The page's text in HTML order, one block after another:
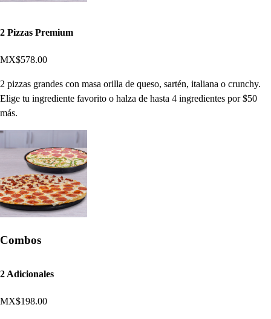
2 Pizzas Premium
MX$578.00
2 pizzas grandes con masa orilla de queso, sartén, italiana o crunchy.
Elige tu ingrediente favorito o halza de hasta 4 ingredientes por $50
más.
Combos
2 Adicionales
MX$198.00